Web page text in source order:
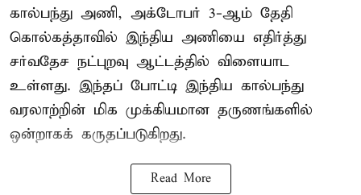
கால்பந்து அணி, அக்டோபர் 3-ஆம் தேதி
கொல்கத்தாவில் இந்திய அணியை எதிர்த்து
சர்வதேச நட்புறவு ஆட்டத்தில் விளையாட
உள்ளது. இந்தப் போட்டி இந்திய கால்பந்து
வரலாற்றின் மிக முக்கியமான தருணங்களில்
ஒன்றாகக் கருதப்படுகிறது.
Read More